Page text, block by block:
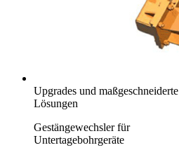
Upgrades und maßgeschneiderte
Lösungen
Gestängewechsler für
Untertagebohrgeräte